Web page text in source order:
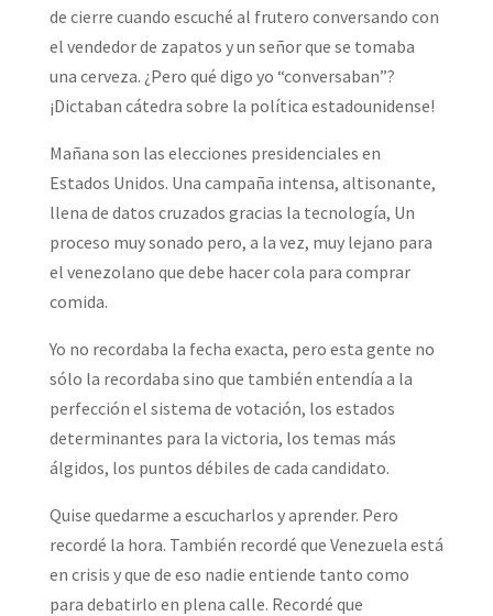
de cierre cuando escuché al frutero conversando con
el vendedor de zapatos y un señor que se tomaba
una cerveza. ¿Pero qué digo yo “conversaban”?
¡Dictaban cátedra sobre la política estadounidense!
Mañana son las elecciones presidenciales en
Estados Unidos. Una campaña intensa, altisonante,
llena de datos cruzados gracias la tecnología, Un
proceso muy sonado pero, a la vez, muy lejano para
el venezolano que debe hacer cola para comprar
comida.
Yo no recordaba la fecha exacta, pero esta gente no
sólo la recordaba sino que también entendía a la
perfección el sistema de votación, los estados
determinantes para la victoria, los temas más
álgidos, los puntos débiles de cada candidato.
Quise quedarme a escucharlos y aprender. Pero
recordé la hora. También recordé que Venezuela está
en crisis y que de eso nadie entiende tanto como
para debatirlo en plena calle. Recordé que